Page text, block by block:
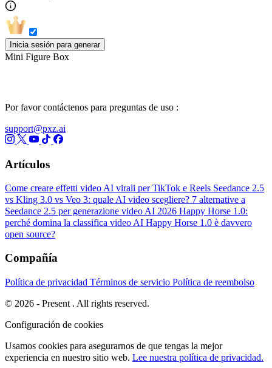
Inicia sesión para generar
Mini Figure Box
Por favor contáctenos para preguntas de uso :
support@pxz.ai
Artículos
Come creare effetti video AI virali per TikTok e Reels Seedance 2.5
vs Kling 3.0 vs Veo 3: quale AI video scegliere? 7 alternative a
Seedance 2.5 per generazione video AI 2026 Happy Horse 1.0:
perché domina la classifica video AI Happy Horse 1.0 è davvero
open source?
Compañía
Política de privacidad Términos de servicio Política de reembolso
© 2026 - Present . All rights reserved.
Configuración de cookies
Usamos cookies para asegurarnos de que tengas la mejor
experiencia en nuestro sitio web. Lee nuestra política de privacidad.